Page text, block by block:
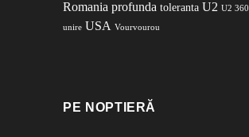
Romania profunda toleranta U2 U2 360
unire USA Vourvourou
PE NOPTIERĂ